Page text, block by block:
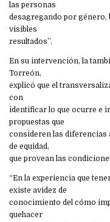
las personas
desagregando por género,
visibles
resultados”.
En su intervención, la
Torreón,
explicó que el
con
identificar lo que ocurre e
propuestas que
consideren las diferencias
de equidad,
que provean las
“En la experiencia que
existe avidez de
conocimiento del cómo
quehacer